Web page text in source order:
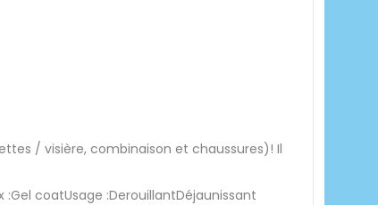
/ visière, combinaison et chaussures)! Il
coatUsage :DerouillantDéjaunissant